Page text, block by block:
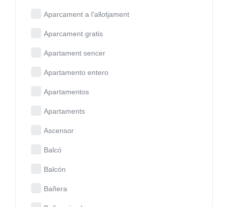
Aparcament a l'allotjament
Aparcament gratis
Apartament sencer
Apartamento entero
Apartamentos
Apartaments
Ascensor
Balcó
Balcón
Bañera